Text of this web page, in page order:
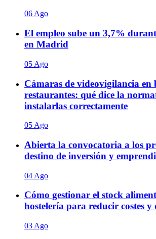
06 Ago
El empleo sube un 3,7%
en Madrid
05 Ago
Cámaras de videovigilancia en
restaurantes: qué dice la
instalarlas correctamente
05 Ago
Abierta la convocatoria a los
destino de inversión y
04 Ago
Cómo gestionar el stock
hostelería para reducir costes y
03 Ago